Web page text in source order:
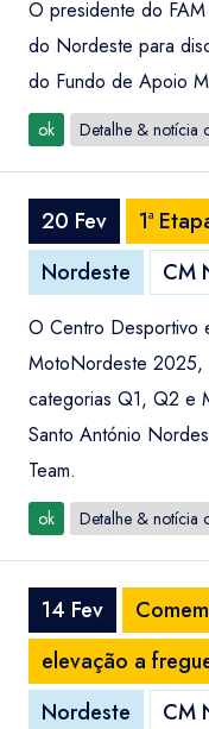
O presidente do FAM
do Nordeste para
do Fundo de Apoio
ok Detalhe & notícia
20 Fev
1ª
Nordeste
CM
O Centro Desportivo
MotoNordeste 2025,
categorias Q1, Q2 e
Santo António
Team.
ok Detalhe & notícia
14 Fev
elevação a
Nordeste
CM